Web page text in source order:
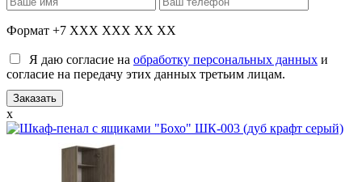
Формат +7 XXX XXX XX XX
Я даю согласие на обработку персональных данных и
согласие на передачу этих данных третьим лицам.
x